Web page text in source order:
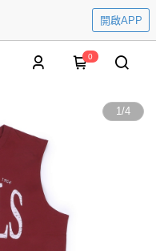
開啟APP
0
1/4